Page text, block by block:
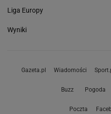
Liga Europy
Wyniki
Gazeta.pl Wiadomości
Buzz Pogoda
Poczta